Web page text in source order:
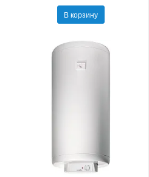
В корзину